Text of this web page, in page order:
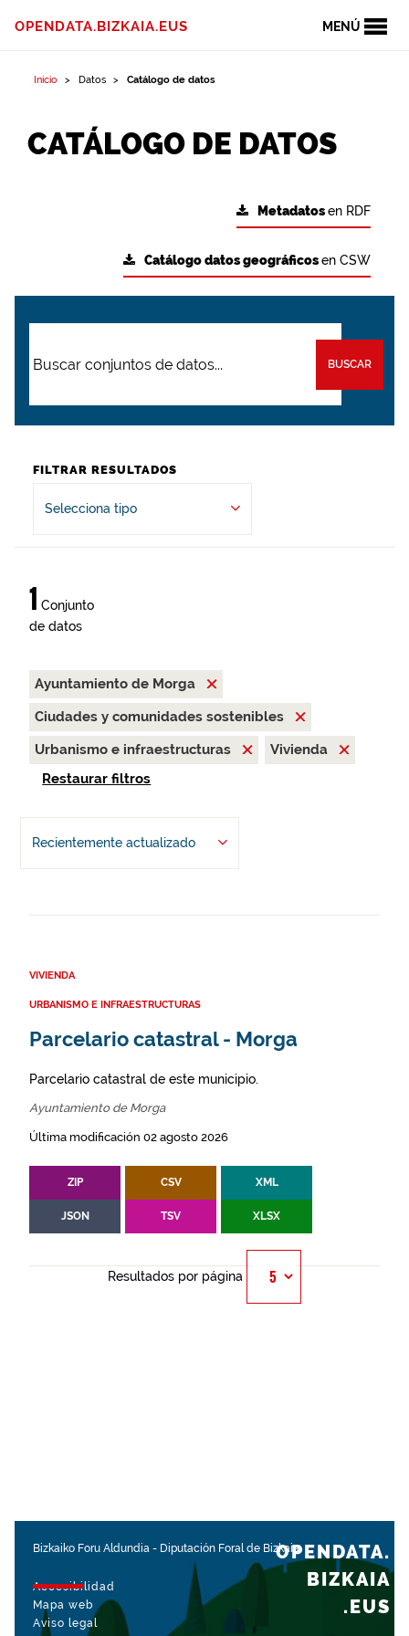
MENÚ
OPENDATA.BIZKAIA.EUS
Inicio Datos Catálogo de datos
CATÁLOGO DE DATOS
Metadatosen RDF
Catálogo datos geográficosen CSW
BUSCAR
FILTRAR RESULTADOS
Selecciona tipo
1 Conjunto
de datos
Ayuntamiento de Morga
Ciudades y comunidades sostenibles
Urbanismo e infraestructuras
Vivienda
Restaurar filtros
Recientemente actualizado
VIVIENDA
URBANISMO E INFRAESTRUCTURAS
Parcelario catastral - Morga
Parcelario catastral de este municipio.
Ayuntamiento de Morga
Última modificación 02 agosto 2026
ZIP CSV XML
JSON TSV XLSX
Resultados por página
Bizkaiko Foru Aldundia - Diputación Foral de Bizkaia
Accesibilidad
Mapa web
Aviso legal
OPENDATA.
BIZKAIA
.EUS